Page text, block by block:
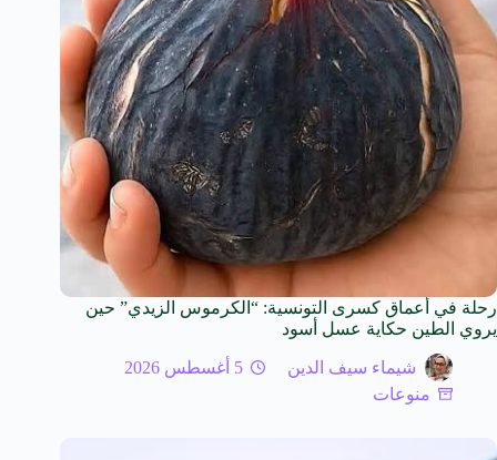
رحلة في أعماق كسرى التونسية: “الكرموس الزيدي” حين
يروي الطين حكاية عسل أسود
شيماء سيف الدين
5 أغسطس 2026
منوعات